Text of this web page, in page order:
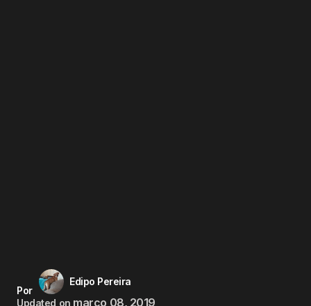
Por
Edipo Pereira
Updated on março 08, 2019